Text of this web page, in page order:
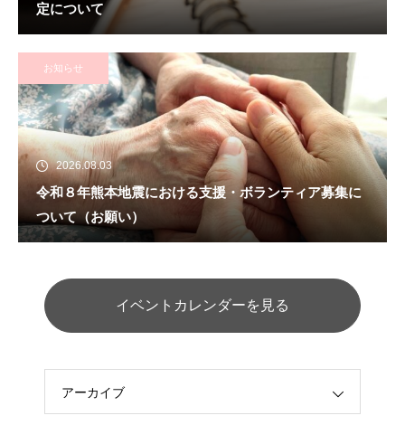
定について
お知らせ
2026.08.03
令和８年熊本地震における支援・ボランティア募集に
ついて（お願い）
イベントカレンダーを見る
アーカイブ